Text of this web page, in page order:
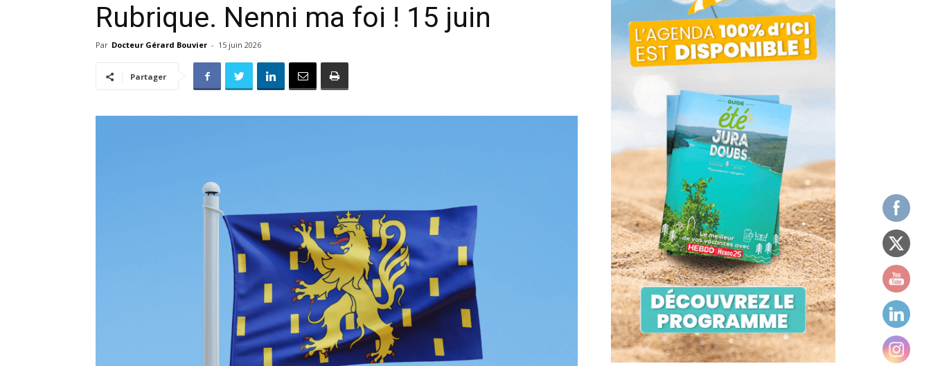
l'info
locale
Rubrique. Nenni ma foi ! 15 juin
Par Docteur Gérard Bouvier - 15 juin 2026
Partager